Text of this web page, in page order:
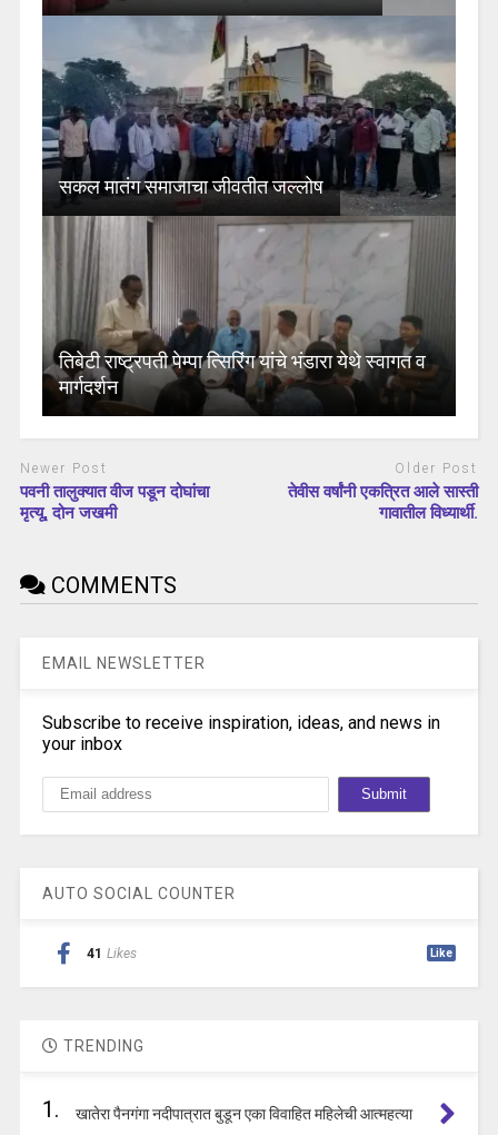
सकल मातंग समाजाचा जीवतीत जल्लोष
तिबेटी राष्ट्रपती पेम्पा त्सिरिंग यांचे भंडारा येथे स्वागत व
मार्गदर्शन
Newer Post
पवनी तालुक्यात वीज पडून दोघांचा
मृत्यू, दोन जखमी
Older Post
तेवीस वर्षांनी एकत्रित आले सास्ती
गावातील विध्यार्थी.
COMMENTS
EMAIL NEWSLETTER
Subscribe to receive inspiration, ideas, and news in
your inbox
AUTO SOCIAL COUNTER
41 Likes Like
TRENDING
1. खातेरा पैनगंगा नदीपात्रात बुडून एका विवाहित महिलेची आत्महत्या